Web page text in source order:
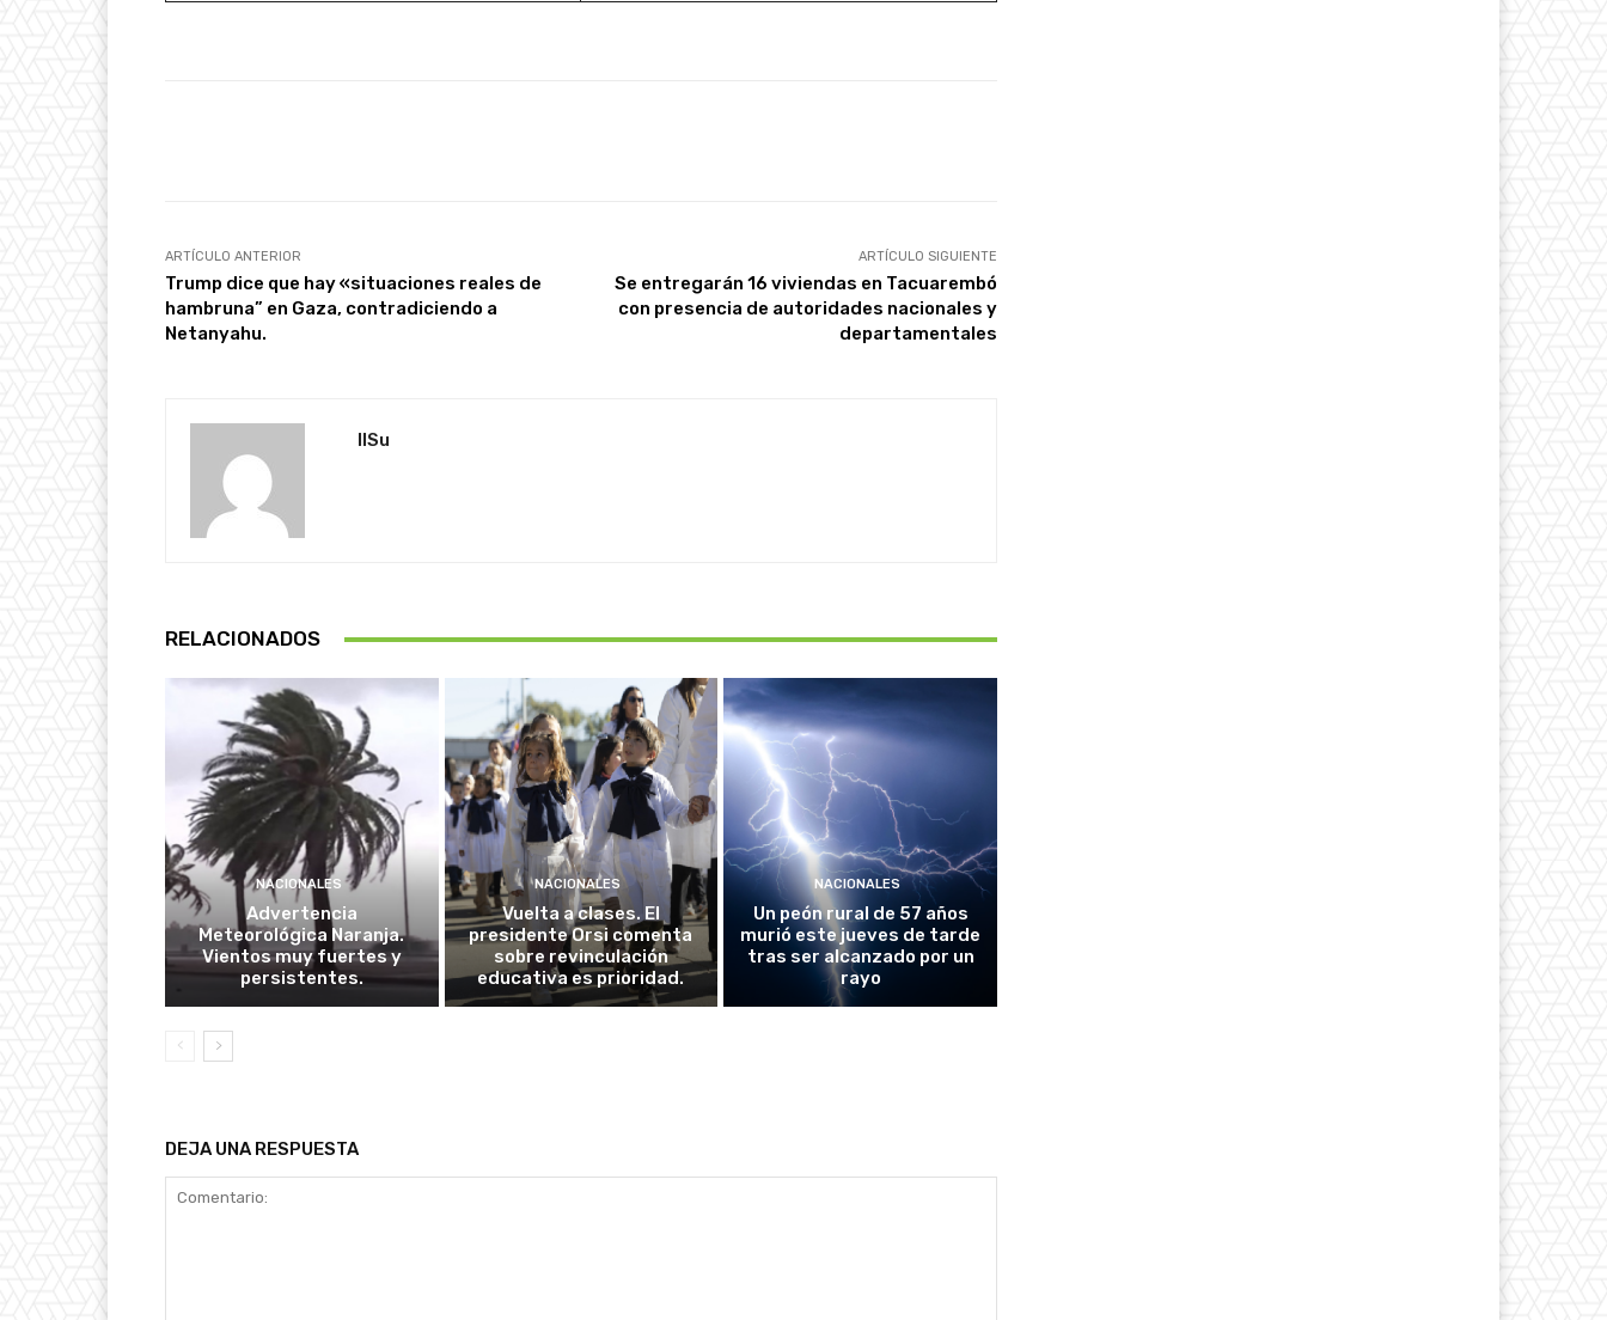
ARTÍCULO ANTERIOR
Trump dice que hay «situaciones reales de
hambruna” en Gaza, contradiciendo a
Netanyahu.
ARTÍCULO SIGUIENTE
Se entregarán 16 viviendas en Tacuarembó
con presencia de autoridades nacionales y
departamentales
IlSu
RELACIONADOS
NACIONALES
Advertencia
Meteorológica Naranja.
Vientos muy fuertes y
persistentes.
NACIONALES
Vuelta a clases. El
presidente Orsi comenta
sobre revinculación
educativa es prioridad.
NACIONALES
Un peón rural de 57 años
murió este jueves de tarde
tras ser alcanzado por un
rayo
DEJA UNA RESPUESTA